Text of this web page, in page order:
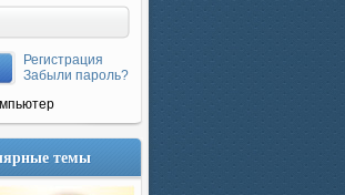
Регистрация
Забыли пароль?
темы